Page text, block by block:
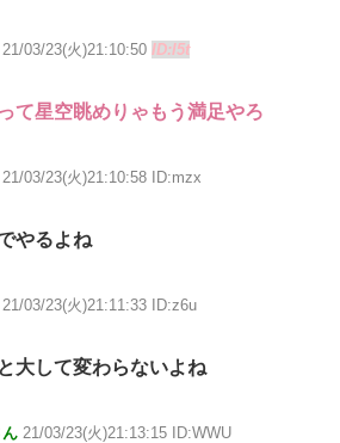
21/03/23(火)21:10:50 ID:l5t
て星空眺めりゃもう満足やろ
21/03/23(火)21:10:58 ID:mzx
やるよね
21/03/23(火)21:11:33 ID:z6u
大して変わらないよね
21/03/23(火)21:13:15 ID:WWU